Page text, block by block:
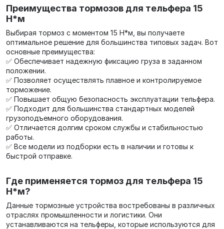
Преимущества тормозов для тельфера 15
Н*м
Выбирая тормоз с моментом 15 Н*м, вы получаете
оптимальное решение для большинства типовых задач. Вот
основные преимущества:
✅ Обеспечивает надежную фиксацию груза в заданном
положении.
✅ Позволяет осуществлять плавное и контролируемое
торможение.
✅ Повышает общую безопасность эксплуатации тельфера.
✅ Подходит для большинства стандартных моделей
грузоподъемного оборудования.
✅ Отличается долгим сроком службы и стабильностью
работы.
✅ Все модели из подборки есть в наличии и готовы к
быстрой отправке.
Где применяется тормоз для тельфера 15
Н*м?
Данные тормозные устройства востребованы в различных
отраслях промышленности и логистики. Они
устанавливаются на тельферы, которые используются для